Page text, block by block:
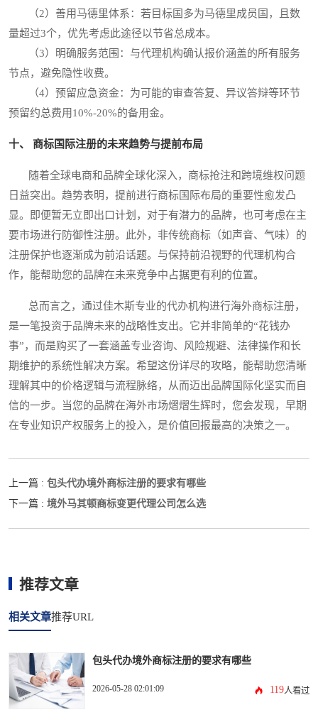
（2）善用马德里体系：若目标国多为马德里成员国，且数
量超过3个，优先考虑此途径以节省总成本。
（3）明确服务范围：与代理机构确认报价涵盖的所有服务
节点，避免隐性收费。
（4）预留应急资金：为可能的审查答复、异议答辩等环节
预留约总费用10%-20%的备用金。
十、 商标国际注册的未来趋势与提前布局
随着全球电商和品牌全球化深入，商标抢注和跨境维权问题
日益突出。趋势表明，提前进行商标国际布局的重要性愈发凸
显。即便暂无立即出口计划，对于有潜力的品牌，也可考虑在主
要市场进行防御性注册。此外，非传统商标（如声音、气味）的
注册保护也逐渐成为前沿话题。与保持前沿视野的代理机构合
作，能帮助您的品牌在未来竞争中占据更有利的位置。
总而言之，通过佳木斯专业的代办机构进行海外商标注册，
是一笔投资于品牌未来的战略性支出。它并非简单的“花钱办
事”，而是购买了一套涵盖专业咨询、风险规避、法律操作和长
期维护的系统性解决方案。希望这份详尽的攻略，能帮助您清晰
理解其中的价格逻辑与流程脉络，从而迈出品牌国际化坚实而自
信的一步。当您的品牌在海外市场熠熠生辉时，您会发现，早期
在专业知识产权服务上的投入，是价值回报最高的决策之一。
上一篇 : 包头代办境外商标注册的要求有哪些
下一篇 : 境外马其顿商标变更代理公司怎么选
推荐文章
相关文章推荐URL
包头代办境外商标注册的要求有哪些
2026-05-28 02:01:09 119人看过